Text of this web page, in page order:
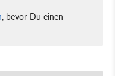
, bevor Du einen